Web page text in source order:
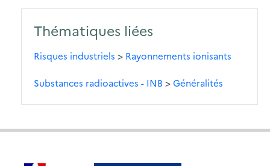
Thématiques liées
Risques industriels > Rayonnements ionisants
Substances radioactives - INB >Généralités